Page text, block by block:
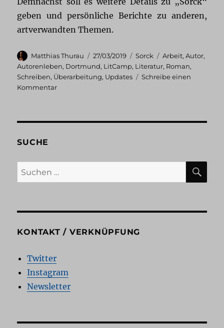
geben und persönliche Berichte zu anderen,
artverwandten Themen.
Autor
Matthias Thurau
Veröffentlicht
am
27/03/2019 Kategorien
Sorck Schlagwörter
Arbeit,Autor,
Autorenleben, Dortmund, LitCamp, Literatur, Roman,
Schreiben, Überarbeitung, Updates
Schreibe einen
Kommentarzu
SUCHE
Suchen
nach:
KONTAKT / VERKNÜPFUNG
Twitter
Instagram
Newsletter